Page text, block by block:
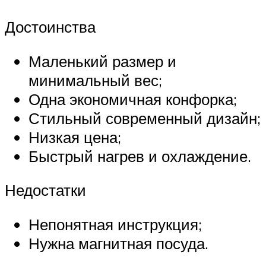
Достоинства
Маленький размер и
минимальный вес;
Одна экономичная конфорка;
Стильный современный дизайн;
Низкая цена;
Быстрый нагрев и охлаждение.
Недостатки
Непонятная инструкция;
Нужна магнитная посуда.